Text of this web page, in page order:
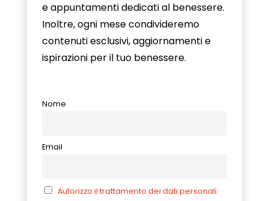
e appuntamenti dedicati al benessere.
Inoltre, ogni mese condivideremo
contenuti esclusivi, aggiornamenti e
ispirazioni per il tuo benessere.
Nome
Email
Autorizzo il trattamento dei dati personali